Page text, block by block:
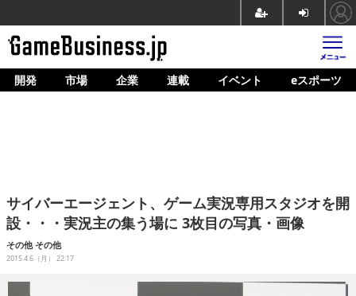
ホーム
企業動向
人材育成
開発 市場 企業 連載 イベント eスポーツ
サイバーエージェント、ゲーム実況専用スタジオを開
設・・・実況主の集う場に 3枚目の写真・画像
その他 その他
2015.4.6（月） 22:17